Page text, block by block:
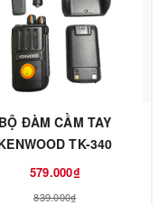
BỘ ĐÀM CẦM TAY
TK-340
579.000₫
839.000₫